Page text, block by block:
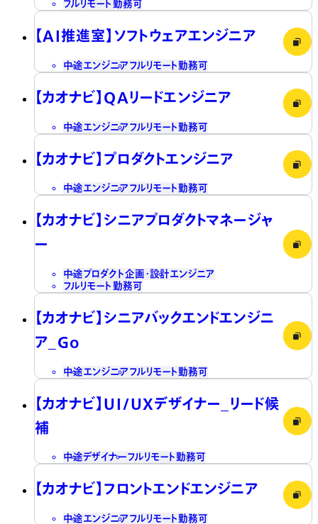
フルリモート勤務可
【AI推進室】ソフトウェアエンジニア
中途エンジニア フルリモート勤務可
【カオナビ】QAリードエンジニア
中途 エンジニア フルリモート勤務可
【カオナビ】プロダクトエンジニア
中途エンジニア フルリモート勤務可
【カオナビ】シニアプロダクトマネージャ
ー
中途プロダクト企画・設計エンジニア
フルリモート勤務可
【カオナビ】シニアバックエンドエンジニ
ア_Go
中途 エンジニア フルリモート勤務可
【カオナビ】UI/UXデザイナー_リード候
補
中途デザイナーフルリモート勤務可
【カオナビ】フロントエンドエンジニア
中途エンジニア フルリモート勤務可